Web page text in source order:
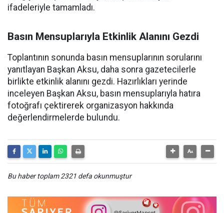
ifadeleriyle tamamladı.
Basın Mensuplarıyla Etkinlik Alanını Gezdi
Toplantının sonunda basın mensuplarının sorularını
yanıtlayan Başkan Aksu, daha sonra gazetecilerle
birlikte etkinlik alanını gezdi. Hazırlıkları yerinde
inceleyen Başkan Aksu, basın mensuplarıyla hatıra
fotoğrafı çektirerek organizasyon hakkında
değerlendirmelerde bulundu.
Bu haber toplam 2321 defa okunmuştur